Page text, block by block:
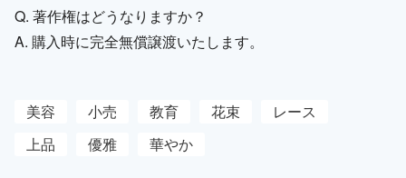
Q. 著作権はどうなりますか？
A. 購入時に完全無償譲渡いたします。
美容 小売 教育 花束
レース
上品
優雅 華やか